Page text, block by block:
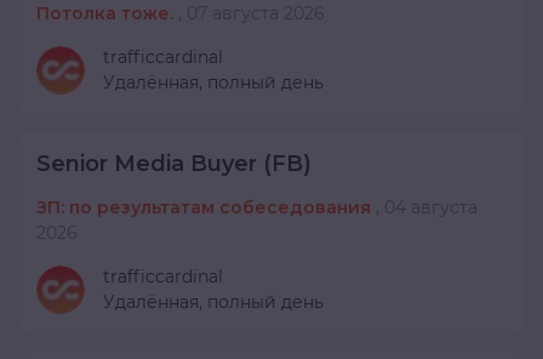
Потолка тоже.
07 августа 2026
trafficcardinal
Удалённая, полный день
Senior Media Buyer (FB)
ЗП: по результатам собеседования
04 августа
2026
trafficcardinal
Удалённая, полный день